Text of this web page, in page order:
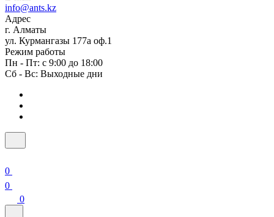
info@ants.kz
Адрес
г. Алматы
ул. Курмангазы 177а оф.1
Режим работы
Пн - Пт: с 9:00 до 18:00
Сб - Вс: Выходные дни
0
0
0